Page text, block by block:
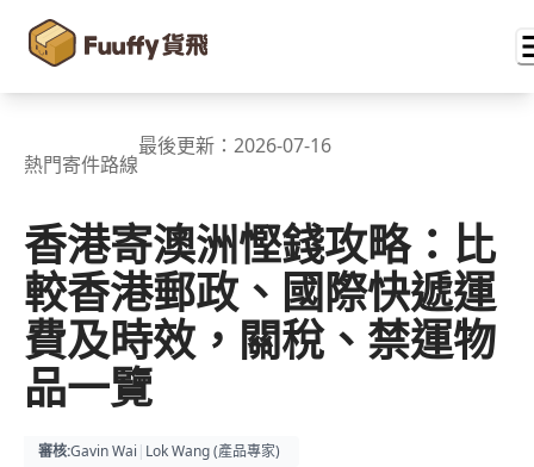
熱門寄件路線
最後更新： 2026-07-16
香港寄澳洲慳錢攻略：比
較香港郵政、國際快遞運
費及時效，關稅、禁運物
品一覽
審核:Gavin Wai | Lok Wang (產品專家)